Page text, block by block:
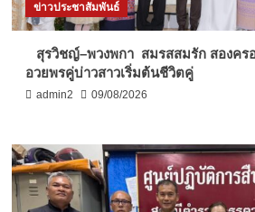
ข่าวประชาสัมพันธ์
สุรวิชญ์–พวงพกา สมรสสมรัก สองคร
อวยพรคู่บ่าวสาวเริ่มต้นชีวิตคู่
admin2 09/08/2026